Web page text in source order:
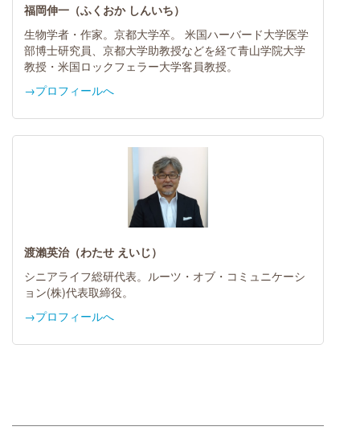
福岡伸一（ふくおか しんいち）
生物学者・作家。京都大学卒。 米国ハーバード大学医学
部博士研究員、京都大学助教授などを経て青山学院大学
教授・米国ロックフェラー大学客員教授。
→プロフィールへ
渡瀨英治（わたせ えいじ）
シニアライフ総研代表。ルーツ・オブ・コミュニケーシ
ョン(株)代表取締役。
→プロフィールへ